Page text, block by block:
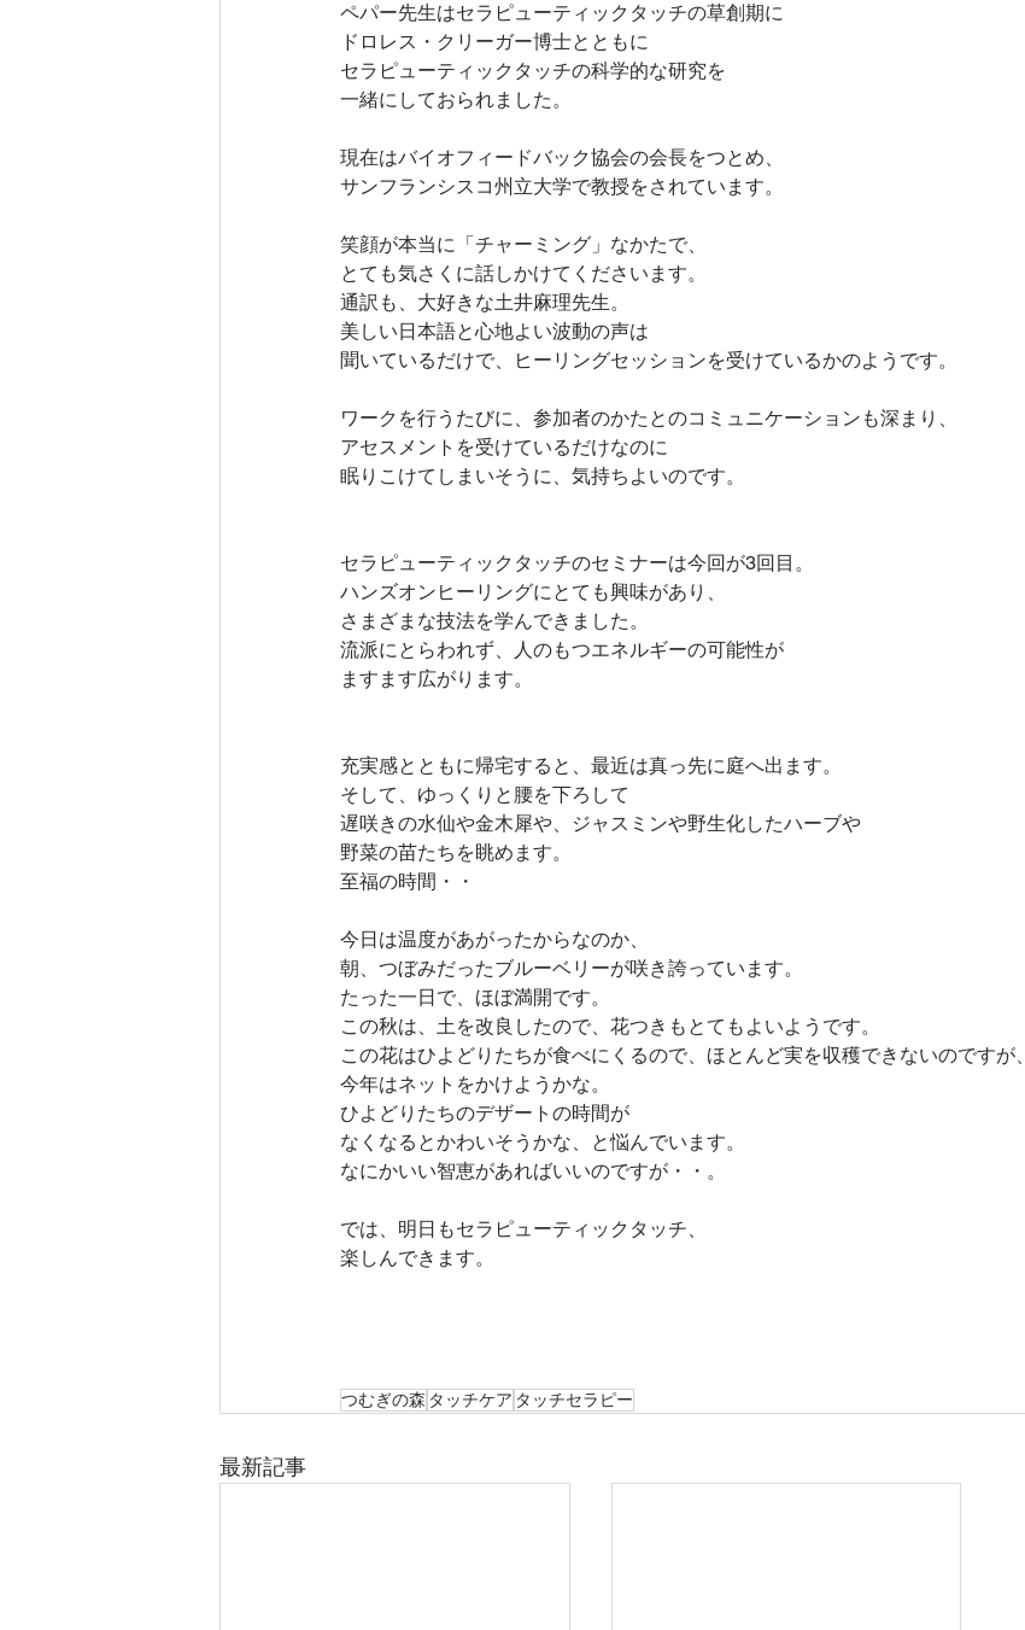
ペパー先生はセラピューティックタッチの草創期に
ドロレス・クリーガー博士とともに
セラピューティックタッチの科学的な研究を
一緒にしておられました。
現在はバイオフィードバック協会の会長をつとめ、
サンフランシスコ州立大学で教授をされています。
笑顔が本当に「チャーミング」なかたで、
とても気さくに話しかけてくださいます。
通訳も、大好きな土井麻理先生。
美しい日本語と心地よい波動の声は
聞いているだけで、ヒーリングセッションを受けているかのようです。
ワークを行うたびに、参加者のかたとのコミュニケーションも深まり、
アセスメントを受けているだけなのに
眠りこけてしまいそうに、気持ちよいのです。
セラピューティックタッチのセミナーは今回が3回目。
ハンズオンヒーリングにとても興味があり、
さまざまな技法を学んできました。
流派にとらわれず、人のもつエネルギーの可能性が
ますます広がります。
充実感とともに帰宅すると、最近は真っ先に庭へ出ます。
そして、ゆっくりと腰を下ろして
遅咲きの水仙や金木犀や、ジャスミンや野生化したハーブや
野菜の苗たちを眺めます。
至福の時間・・
今日は温度があがったからなのか、
朝、つぼみだったブルーベリーが咲き誇っています。
たった一日で、ほぼ満開です。
この秋は、土を改良したので、花つきもとてもよいようです。
この花はひよどりたちが食べにくるので、ほとんど実を収穫できないのですが、
今年はネットをかけようかな。
ひよどりたちのデザートの時間が
なくなるとかわいそうかな、と悩んでいます。
なにかいい智恵があればいいのですが・・。
では、明日もセラピューティックタッチ、
楽しんできます。
つむぎの森 タッチケア タッチセラピー
最新記事